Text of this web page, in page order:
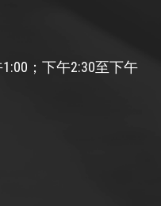
；下午2:30至下午